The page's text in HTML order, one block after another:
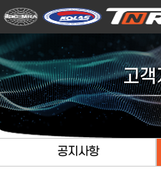
고객
공지사항